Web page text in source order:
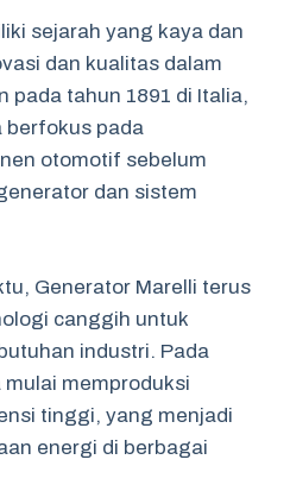
sejarah yang kaya dan
dan kualitas dalam
pada tahun 1891 di Italia,
berfokus pada
otomotif sebelum
dan sistem
Generator Marelli terus
canggih untuk
industri. Pada
memproduksi
tinggi, yang menjadi
energi di berbagai